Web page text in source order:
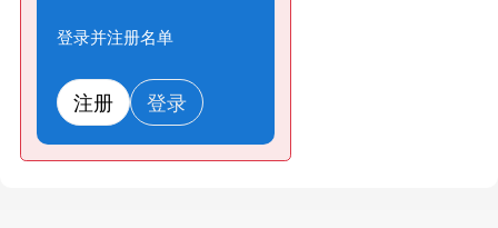
登录并注册名单
注册 登录